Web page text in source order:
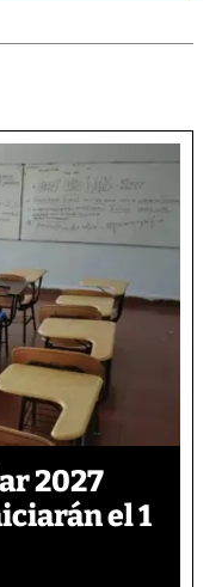
2027
el 1